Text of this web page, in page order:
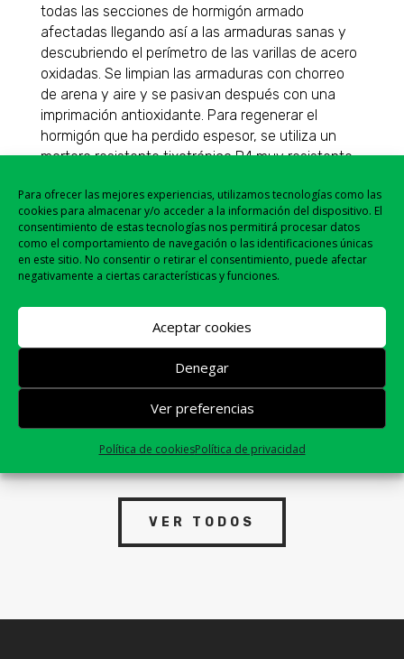
Para ofrecer las mejores experiencias, utilizamos tecnologías como las
cookies para almacenar y/o acceder a la información del dispositivo. El
consentimiento de estas tecnologías nos permitirá procesar datos
como el comportamiento de navegación o las identificaciones únicas
en este sitio. No consentir o retirar el consentimiento, puede afectar
negativamente a ciertas características y funciones.
Aceptar cookies
Denegar
Ver preferencias
Política de cookiesPolítica de privacidad
todas las secciones de hormigón armado
afectadas llegando así a las armaduras sanas y
descubriendo el perímetro de las varillas de acero
oxidadas. Se limpian las armaduras con chorreo
de arena y aire y se pasivan después con una
imprimación antioxidante. Para regenerar el
hormigón que ha perdido espesor, se utiliza un
mortero resistente tixotrópico R4 muy resistente
revestimiento anticarbonatación elástico.
Para conseguir el taponado de las vías de agua se
aplica un mortero de obturación y por último se
impermeabiliza por el extradós del paramento un
mortero impermeabilizante de efecto osmótico.
Reparación fachada paso subterráneo
VER TODOS